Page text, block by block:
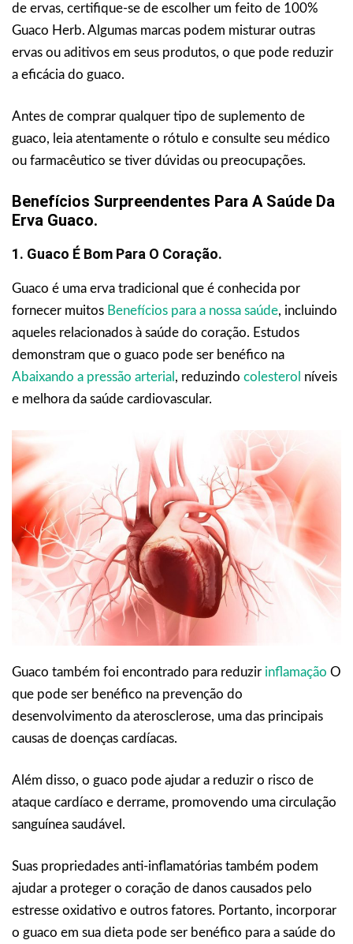
de ervas, certifique-se de escolher um feito de 100%
Guaco Herb. Algumas marcas podem misturar outras
ervas ou aditivos em seus produtos, o que pode reduzir
a eficácia do guaco.
Antes de comprar qualquer tipo de suplemento de
guaco, leia atentamente o rótulo e consulte seu médico
ou farmacêutico se tiver dúvidas ou preocupações.
Benefícios Surpreendentes Para A Saúde Da
Erva Guaco.
1. Guaco É Bom Para O Coração.
Guaco é uma erva tradicional que é conhecida por
fornecer muitos Benefícios para a nossa saúde, incluindo
aqueles relacionados à saúde do coração. Estudos
demonstram que o guaco pode ser benéfico na
Abaixando a pressão arterial , reduzindo colesterol níveis
e melhora da saúde cardiovascular.
Guaco também foi encontrado para reduzir inflamação O
que pode ser benéfico na prevenção do
desenvolvimento da aterosclerose, uma das principais
causas de doenças cardíacas.
Além disso, o guaco pode ajudar a reduzir o risco de
ataque cardíaco e derrame, promovendo uma circulação
sanguínea saudável.
Suas propriedades anti-inflamatórias também podem
ajudar a proteger o coração de danos causados pelo
estresse oxidativo e outros fatores. Portanto, incorporar
o guaco em sua dieta pode ser benéfico para a saúde do